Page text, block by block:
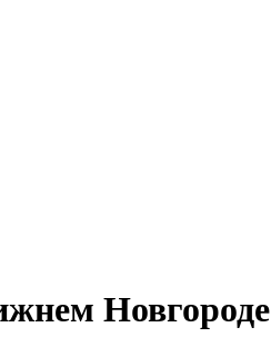
Новгороде